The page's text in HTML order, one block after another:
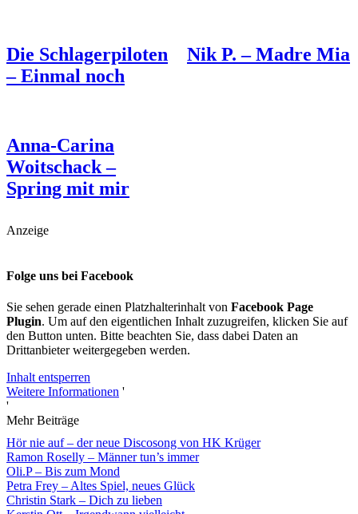
Die Schlagerpiloten
– Einmal noch
Nik P. – Madre Mia
Anna-Carina
Woitschack –
Spring mit mir
Anzeige
Folge uns bei Facebook
Sie sehen gerade einen Platzhalterinhalt von Facebook Page
Plugin. Um auf den eigentlichen Inhalt zuzugreifen, klicken Sie auf
den Button unten. Bitte beachten Sie, dass dabei Daten an
Drittanbieter weitergegeben werden.
Inhalt entsperren
Weitere Informationen '
'
Mehr Beiträge
Hör nie auf – der neue Discosong von HK Krüger
Ramon Roselly – Männer tun’s immer
Oli.P – Bis zum Mond
Petra Frey – Altes Spiel, neues Glück
Christin Stark – Dich zu lieben